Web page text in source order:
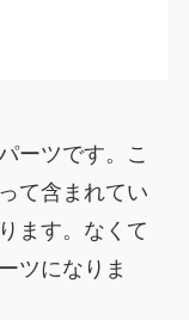
ーツです。こ
て含まれてい
ます。なくて
ツになりま